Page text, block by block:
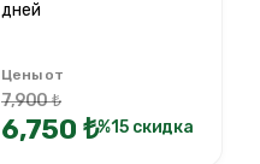
дней
Цены от
7,900 ₺
6,750 ₺%15 скидка